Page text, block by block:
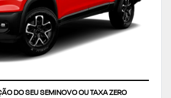
DO SEU SEMINOVO OU TAXA ZERO